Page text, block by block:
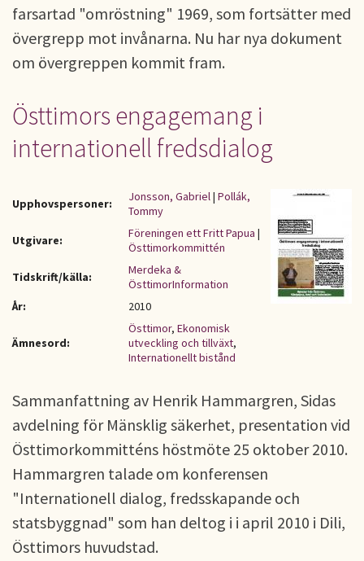
farsartad "omröstning" 1969, som fortsätter med
övergrepp mot invånarna. Nu har nya dokument
om övergreppen kommit fram.
Östtimors engagemang i
internationell fredsdialog
Upphovspersoner: Jonsson, Gabriel| Pollák,
Tommy
Utgivare:
Föreningen ett Fritt Papua |
Östtimorkommittén
Tidskrift/källa:
Merdeka &
ÖsttimorInformation
År:
2010
Ämnesord:
Östtimor, Ekonomisk
utveckling och tillväxt,
Internationellt bistånd
Sammanfattning av Henrik Hammargren, Sidas
avdelning för Mänsklig säkerhet, presentation vid
Östtimorkommitténs höstmöte 25 oktober 2010.
Hammargren talade om konferensen
"Internationell dialog, fredsskapande och
statsbyggnad" som han deltog i i april 2010 i Dili,
Östtimors huvudstad.